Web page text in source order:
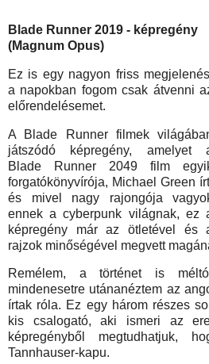
Blade Runner 2019 - képregény
(Magnum Opus)
Ez is egy nagyon friss
a napokban fogom csak átvenni
előrendelésemet.
A Blade Runner filmek
játszódó képregény, amelyet
Blade Runner 2049 film
forgatókönyvírója, Michael Green
és mivel nagy rajongója
ennek a cyberpunk világnak, ez
képregény már az ötletével és
rajzok minőségével megvett
Remélem, a történet is
mindenesetre utánanéztem az
írtak róla. Ez egy három részes
kis csalogató, aki ismeri az
képregényből
Tannhauser-kapu.